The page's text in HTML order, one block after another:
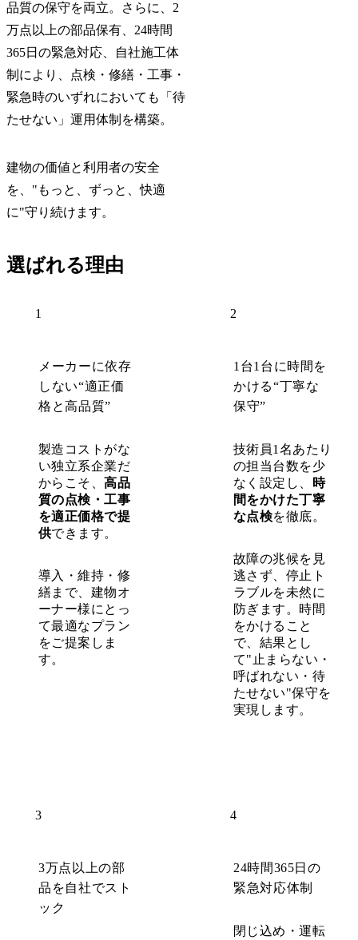
品質の保守を両立。さらに、2
万点以上の部品保有、24時間
365日の緊急対応、自社施工体
制により、点検・修繕・工事・
緊急時のいずれにおいても「待
たせない」運用体制を構築。
建物の価値と利用者の安全
を、"もっと、ずっと、快適
に"守り続けます。
選ばれる理由
1
メーカーに依存
しない“適正価
格と高品質”
製造コストがな
い独立系企業だ
からこそ、高品
質の点検・工事
を適正価格で提
供できます。
導入・維持・修
繕まで、建物オ
ーナー様にとっ
て最適なプラン
をご提案しま
す。
2
1台1台に時間を
かける“丁寧な
保守”
技術員1名あたり
の担当台数を少
なく設定し、
時
間をかけた丁寧
な点検を徹底。
故障の兆候を見
逃さず、停止ト
ラブルを未然に
防ぎます。時間
をかけること
で、結果とし
て"止まらない・
呼ばれない・待
たせない"保守を
実現します。
3
3万点以上の部
品を自社でスト
ック
4
24時間365日の
緊急対応体制
閉じ込め・運転